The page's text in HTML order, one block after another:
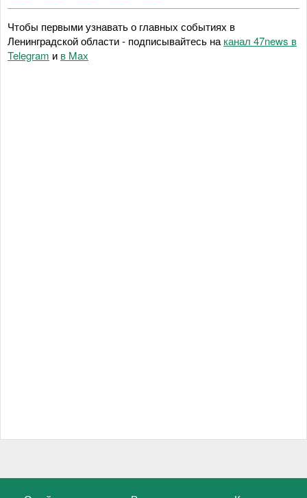
Чтобы первыми узнавать о главных событиях в
Ленинградской области - подписывайтесь на канал 47news в
Telegram и в Maх